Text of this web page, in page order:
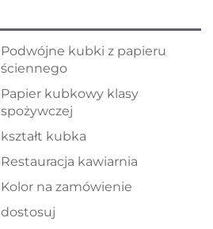
Podwójne kubki z papieru
ściennego
Papier kubkowy klasy
spożywczej
kształt kubka
Restauracja kawiarnia
Kolor na zamówienie
dostosuj